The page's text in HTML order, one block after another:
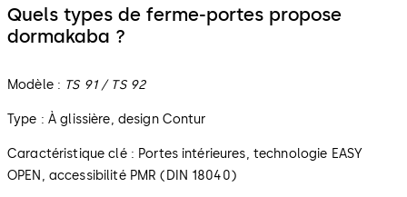
Quels types de ferme-portes propose
dormakaba ?
Modèle : TS 91 / TS 92
Type : À glissière, design Contur
Caractéristique clé : Portes intérieures, technologie EASY
OPEN, accessibilité PMR (DIN 18040)